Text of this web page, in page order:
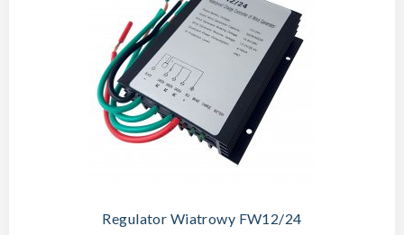
Regulator Wiatrowy FW12/24